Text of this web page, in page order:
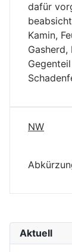
dafür
Kamin,
Gasherd,
NW
Aktuell